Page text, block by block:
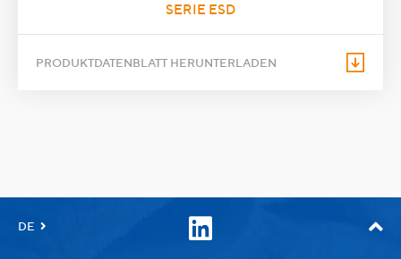
SERIE ESD
PRODUKTDATENBLATT HERUNTERLADEN
DE